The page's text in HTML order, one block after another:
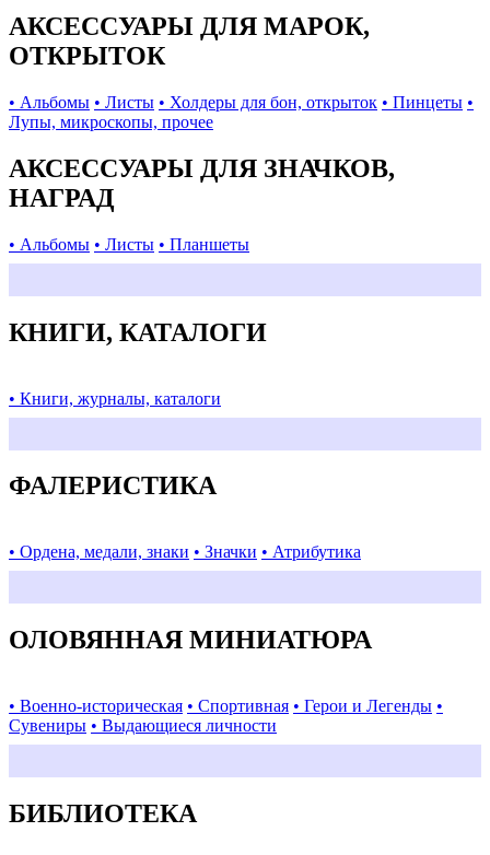
АКСЕССУАРЫ ДЛЯ МАРОК,
ОТКРЫТОК
• Альбомы • Листы • Холдеры для бон, открыток • Пинцеты •
Лупы, микроскопы, прочее
АКСЕССУАРЫ ДЛЯ ЗНАЧКОВ,
НАГРАД
• Альбомы • Листы • Планшеты
КНИГИ, КАТАЛОГИ
• Книги, журналы, каталоги
ФАЛЕРИСТИКА
• Ордена, медали, знаки • Значки • Атрибутика
ОЛОВЯННАЯ МИНИАТЮРА
• Военно-историческая • Спортивная • Герои и Легенды •
Сувениры • Выдающиеся личности
БИБЛИОТЕКА